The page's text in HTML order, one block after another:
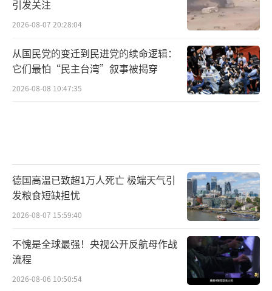
引发关注
2026-08-07 20:28:04
从国民党的变迁到民进党的续命逻辑：
它们最怕“民主台湾”叙事被揭穿
2026-08-08 10:47:35
德国高温已致超1万人死亡 极端天气引
发粮食短缺担忧
2026-08-07 15:59:40
不愧是全球最强！央视公开反航母作战
流程
2026-08-06 10:50:54